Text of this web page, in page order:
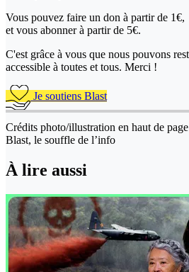
Vous pouvez faire un don à partir de 1€,
et vous abonner à partir de 5€.
C'est grâce à vous que nous pouvons
accessible à toutes et tous. Merci !
Je soutiens Blast
Crédits photo/illustration en haut de
Blast, le souffle de l’info
À lire aussi